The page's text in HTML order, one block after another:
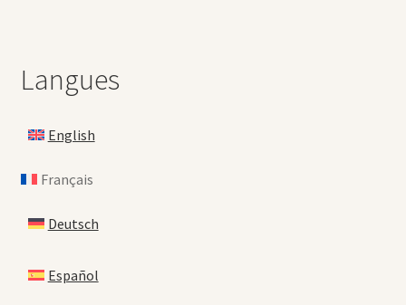
Langues
English
Français
Deutsch
Español